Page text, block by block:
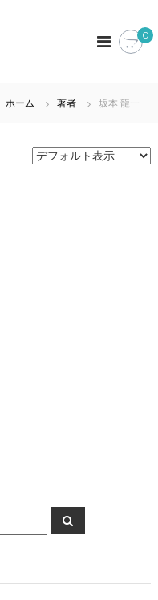
0
ホーム 著者 坂本 龍一
検
索